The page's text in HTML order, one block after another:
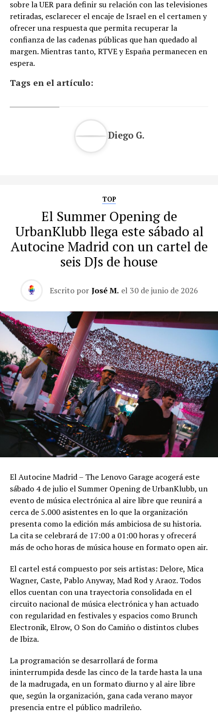
sobre la UER para definir su relación con las televisiones
retiradas, esclarecer el encaje de Israel en el certamen y
ofrecer una respuesta que permita recuperar la
confianza de las cadenas públicas que han quedado al
margen. Mientras tanto, RTVE y España permanecen en
espera.
Tags en el artículo:
Diego G.
TOP
El Summer Opening de
UrbanKlubb llega este sábado al
Autocine Madrid con un cartel de
seis DJs de house
Escrito por José M. el 30 de junio de 2026
El Autocine Madrid – The Lenovo Garage acogerá este
sábado 4 de julio el Summer Opening de UrbanKlubb, un
evento de música electrónica al aire libre que reunirá a
cerca de 5.000 asistentes en lo que la organización
presenta como la edición más ambiciosa de su historia.
La cita se celebrará de 17:00 a 01:00 horas y ofrecerá
más de ocho horas de música house en formato open air.
El cartel está compuesto por seis artistas: Delore, Mica
Wagner, Caste, Pablo Anyway, Mad Rod y Araoz. Todos
ellos cuentan con una trayectoria consolidada en el
circuito nacional de música electrónica y han actuado
con regularidad en festivales y espacios como Brunch
Electronik, Elrow, O Son do Camiño o distintos clubes
de Ibiza.
La programación se desarrollará de forma
ininterrumpida desde las cinco de la tarde hasta la una
de la madrugada, en un formato diurno y al aire libre
que, según la organización, gana cada verano mayor
presencia entre el público madrileño.